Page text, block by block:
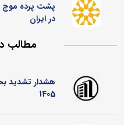
پشت پرده موج
در ایران
مطالب
هشدار تشدید
1405